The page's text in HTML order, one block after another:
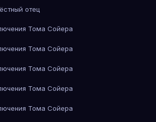
отец
Тома Сойера
Тома Сойера
Тома Сойера
Тома Сойера
Тома Сойера